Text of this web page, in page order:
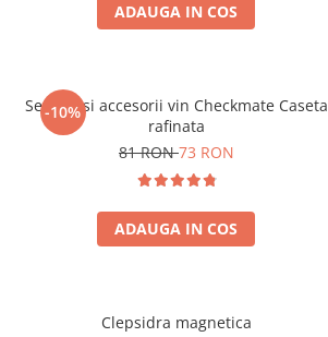
ADAUGA IN COS
-10%
Set sah si accesorii vin Checkmate Caseta
rafinata
81 RON73 RON
ADAUGA IN COS
Clepsidra magnetica